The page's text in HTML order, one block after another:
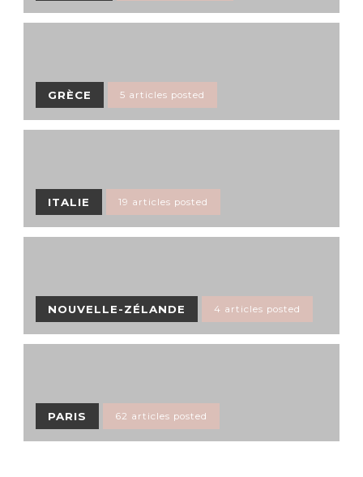
GRÈCE 5 articles posted
ITALIE 19 articles posted
NOUVELLE-ZÉLANDE 4 articles posted
PARIS 62 articles posted